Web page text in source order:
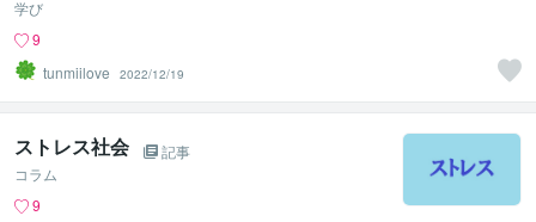
学び
9
tunmiilove
2022/12/19
ストレス社会
記事
コラム
9